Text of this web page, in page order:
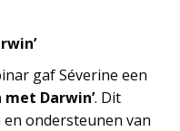
gaf Séverine een
met Darwin’. Dit
ondersteunen van